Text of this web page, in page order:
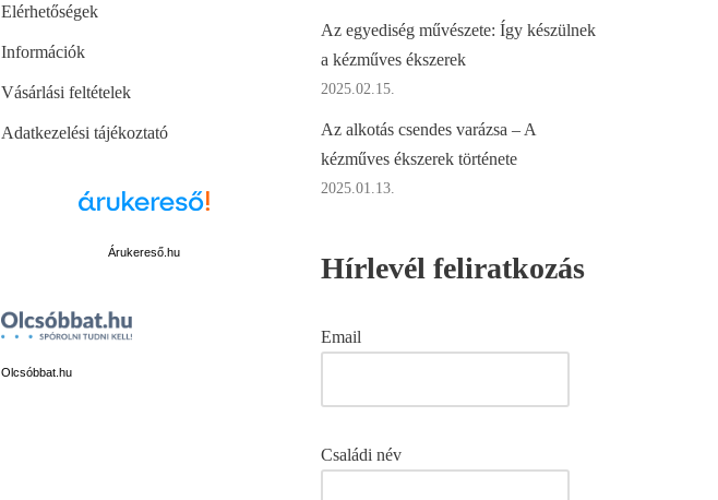
Elérhetőségek
Információk
Vásárlási feltételek
Adatkezelési tájékoztató
Árukereső.hu
Olcsóbbat.hu
Az egyediség művészete: Így készülnek
a kézműves ékszerek
2025.02.15.
Az alkotás csendes varázsa – A
kézműves ékszerek története
2025.01.13.
Hírlevél feliratkozás
Email
Családi név